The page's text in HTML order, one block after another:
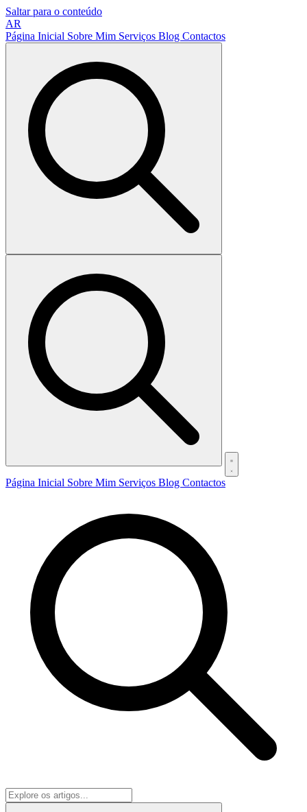
Saltar para o conteúdo
AR
Página Inicial Sobre Mim Serviços Blog Contactos
Página Inicial Sobre Mim Serviços Blog Contactos